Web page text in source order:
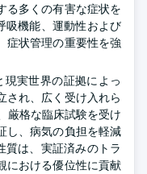
る多くの有害な症状を
吸機能、運動性および
症状管理の重要性を強
現実世界の証拠によっ
され、広く受け入れら
厳格な臨床試験を受け
し、病気の負担を軽減
質は、実証済みのトラ
における優位性に貢献